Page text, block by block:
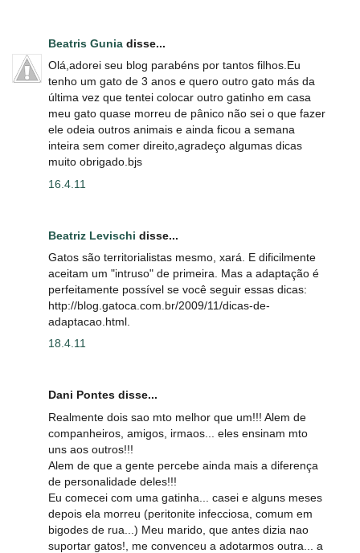
Beatris Gunia disse...
Olá,adorei seu blog parabéns por tantos filhos.Eu
tenho um gato de 3 anos e quero outro gato más da
última vez que tentei colocar outro gatinho em casa
meu gato quase morreu de pânico não sei o que fazer
ele odeia outros animais e ainda ficou a semana
inteira sem comer direito,agradeço algumas dicas
muito obrigado.bjs
16.4.11
Beatriz Levischi disse...
Gatos são territorialistas mesmo, xará. E dificilmente
aceitam um "intruso" de primeira. Mas a adaptação é
perfeitamente possível se você seguir essas dicas:
http://blog.gatoca.com.br/2009/11/dicas-de-
adaptacao.html.
18.4.11
Dani Pontes disse...
Realmente dois sao mto melhor que um!!! Alem de
companheiros, amigos, irmaos... eles ensinam mto
uns aos outros!!!
Alem de que a gente percebe ainda mais a diferença
de personalidade deles!!!
Eu comecei com uma gatinha... casei e alguns meses
depois ela morreu (peritonite infecciosa, comum em
bigodes de rua...) Meu marido, que antes dizia nao
suportar gatos!, me convenceu a adotarmos outra... a